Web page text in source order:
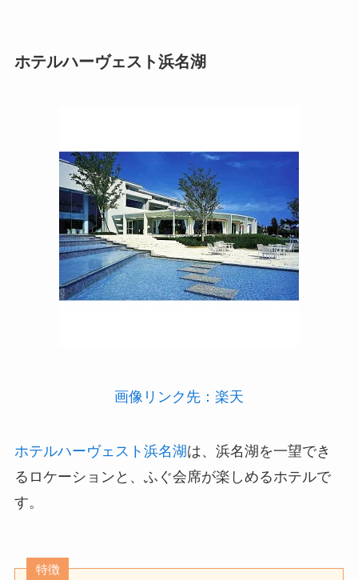
ホテルハーヴェスト浜名湖
画像リンク先：楽天
ホテルハーヴェスト浜名湖は、浜名湖を一望でき
るロケーションと、ふぐ会席が楽しめるホテルで
す。
特徴